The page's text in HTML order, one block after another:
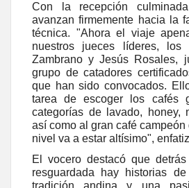
Con la recepción
avanzan firmemente hacia la
técnica. "Ahora el viaje
nuestros jueces líderes, los
Zambrano y Jesús Rosales,
grupo de catadores
que han sido convocados.
tarea de escoger los cafés
categorías de lavado, honey,
así como al gran café campeón
nivel va a estar altísimo",
El vocero destacó que
resguardada hay historias
tradición andina y una